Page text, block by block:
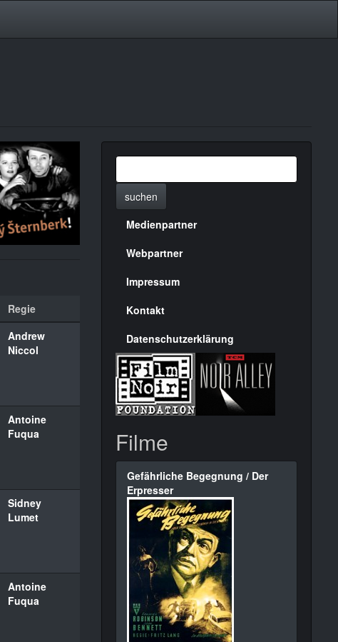
Regie
Andrew
Niccol
Antoine
Fuqua
Sidney
Lumet
Antoine
Fuqua
suchen
Menülinks
rechte
Seite
Medienpartner
Webpartner
Impressum
Kontakt
Datenschutzerklärung
Filme
Gefährliche Begegnung / Der
Erpresser